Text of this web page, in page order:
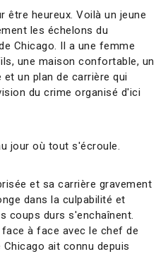
être heureux. Voilà un jeune
les échelons du
Chicago. Il a une femme
une maison confortable, un
un plan de carrière qui
du crime organisé d'ici
jour où tout s'écroule.
et sa carrière gravement
dans la culpabilité et
coups durs s'enchaînent.
à face avec le chef de
ait connu depuis